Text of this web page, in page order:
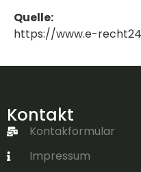
Quelle:
https://www.e-
Kontakt
Kontakformular
Impressum